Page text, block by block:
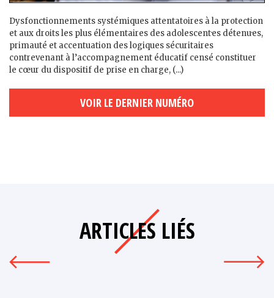
Dysfonctionnements systémiques attentatoires à la protection
et aux droits les plus élémentaires des adolescent·es détenu·es,
primauté et accentuation des logiques sécuritaires
contrevenant à l’accompagnement éducatif censé constituer
le cœur du dispositif de prise en charge, (...)
VOIR LE DERNIER NUMÉRO
ARTICLES LIÉS